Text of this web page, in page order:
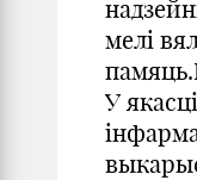
мелі
У